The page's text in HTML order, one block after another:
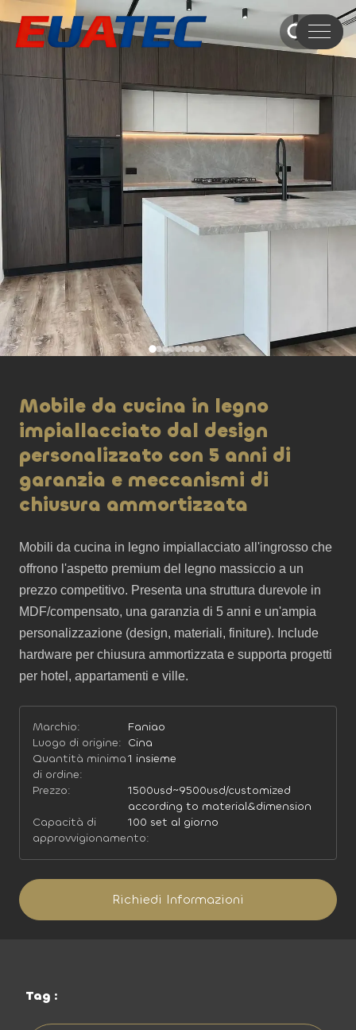
Mobile da cucina in legno
impiallacciato dal design
personalizzato con 5 anni di
garanzia e meccanismi di
chiusura ammortizzata
Mobili da cucina in legno impiallacciato all'ingrosso che
offrono l'aspetto premium del legno massiccio a un
prezzo competitivo. Presenta una struttura durevole in
MDF/compensato, una garanzia di 5 anni e un'ampia
personalizzazione (design, materiali, finiture). Include
hardware per chiusura ammortizzata e supporta progetti
per hotel, appartamenti e ville.
Marchio:
Faniao
Luogo di origine: Cina
Quantità minima
di ordine:
1 insieme
Prezzo:
1500usd~9500usd/customized
according to material&dimension
Capacità di
approvvigionamento:
100 set al giorno
Richiedi Informazioni
Tag :